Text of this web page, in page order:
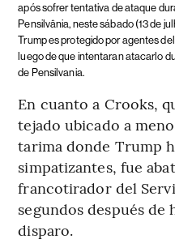
após sofrer tentativa de ataque
Pensilvânia, neste sábado (13 de
Trump es protegido por agentes
luego de que intentaran atacarlo
de Pensilvania.
En cuanto a Crooks,
tejado ubicado a
tarima donde Trump
simpatizantes, fue
francotirador del
segundos después
disparo.